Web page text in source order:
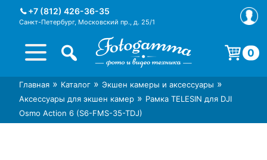
+7 (812) 426-36-35
Санкт-Петербург, Московский пр., д. 25/1
Интернет-магазин фототехники
Foto-Gamma в СПб
Магазин фотоаксессуаров foto-
gamma.ru
0
Корзина пуста.
Главная » Каталог » Экшен камеры и аксессуары »
Аксессуары для экшен камер » Рамка TELESIN для DJI
Osmo Action 6 (S6-FMS-35-TDJ)